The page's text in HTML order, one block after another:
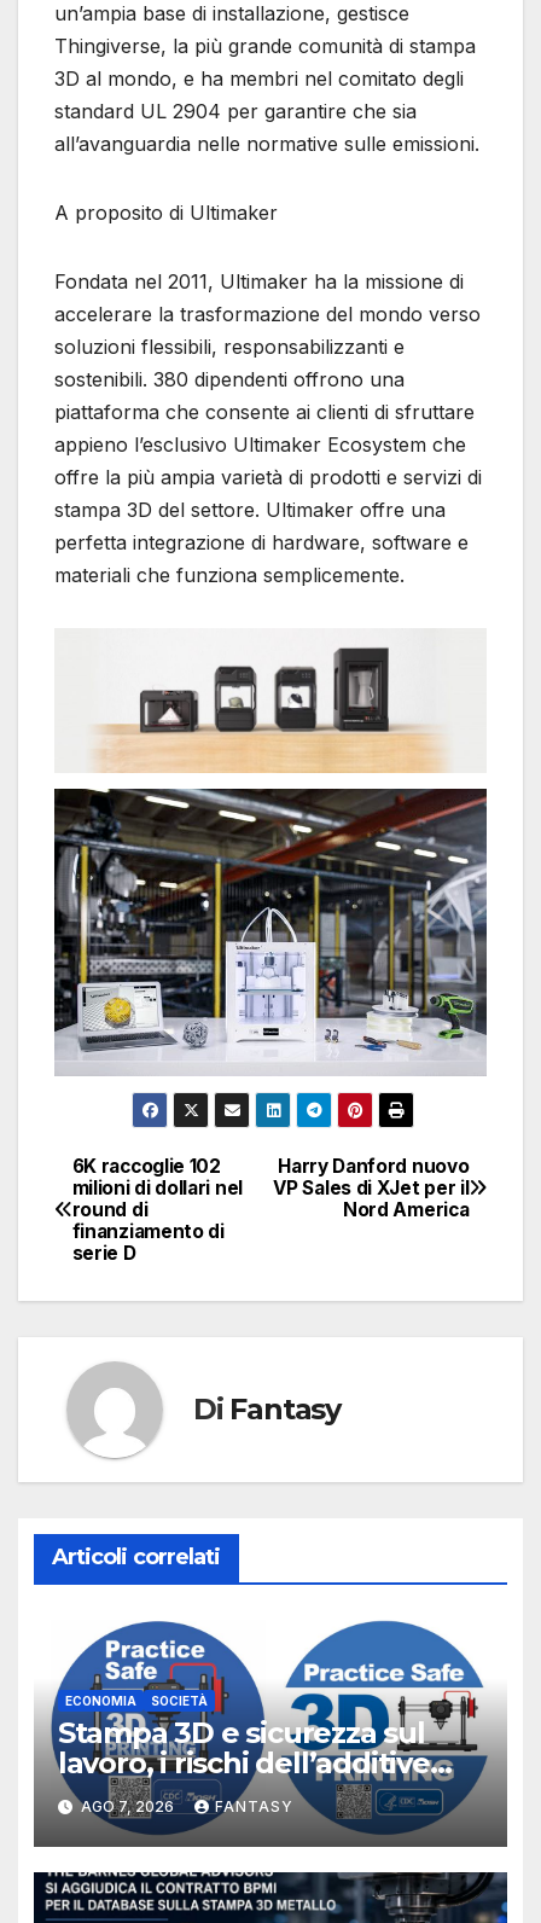
un’ampia base di installazione, gestisce
Thingiverse, la più grande comunità di stampa
3D al mondo, e ha membri nel comitato degli
standard UL 2904 per garantire che sia
all’avanguardia nelle normative sulle emissioni.
A proposito di Ultimaker
Fondata nel 2011, Ultimaker ha la missione di
accelerare la trasformazione del mondo verso
soluzioni flessibili, responsabilizzanti e
sostenibili. 380 dipendenti offrono una
piattaforma che consente ai clienti di sfruttare
appieno l’esclusivo Ultimaker Ecosystem che
offre la più ampia varietà di prodotti e servizi di
stampa 3D del settore. Ultimaker offre una
perfetta integrazione di hardware, software e
materiali che funziona semplicemente.
Navigazione
articoli
Harry Danford nuovo
VP Sales di XJet per il
Nord America
6K raccoglie 102
milioni di dollari nel
round di
finanziamento di
serie D
Di Fantasy
Articoli correlati
ECONOMIA SOCIETÀ
Stampa 3D e sicurezza sul
lavoro, i rischi dell’additive
manufacturing secondo
NIOSH
AGO 7, 2026 FANTASY